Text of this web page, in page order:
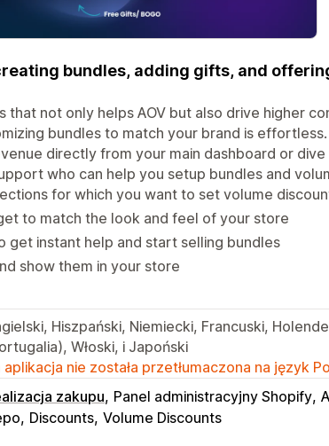
bundles, adding gifts, and
that not only helps AOV but also drive higher
bundles to match your brand is
directly from your main dashboard or
who can help you setup bundles and
for which you want to set volume
to match the look and feel of your store
get instant help and start selling bundles
show them in your store
Hiszpański, Niemiecki, Francuski,
Włoski, i Japoński
aplikacja nie została przetłumaczona na język
zakupu Panel administracyjny Shopify
Discounts Volume Discounts